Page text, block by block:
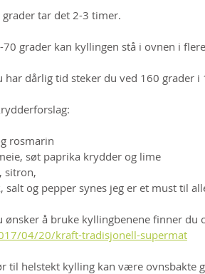
grader tar det 2-3 timer.
70 grader kan kyllingen stå i ovnen i
har dårlig tid steker du ved 160 grader i
rosmarin
søt paprika krydder og lime
sitron,
salt og pepper synes jeg er et must til
ønsker å bruke kyllingbenene finner du
04/20/kraft-tradisjonell-supermat
til helstekt kylling kan være ovnsbakte